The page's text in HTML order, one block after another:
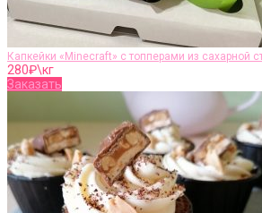
Капкейки «Minecraft» с топперами из сахарной
280₽\кг
Заказать